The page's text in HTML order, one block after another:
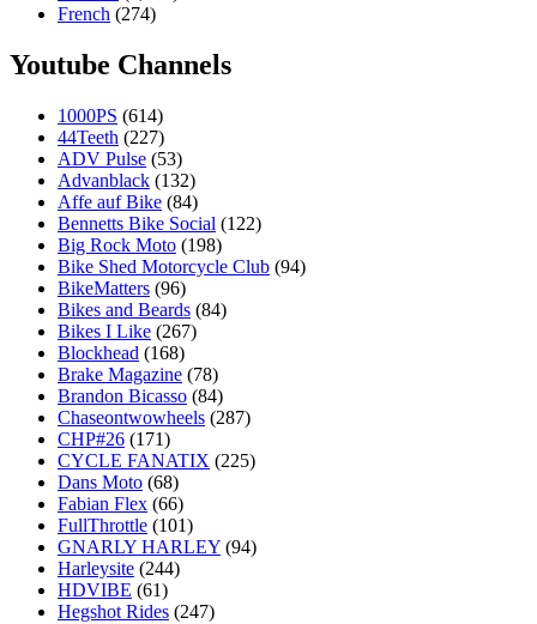
French (274)
Youtube Channels
1000PS (614)
44Teeth (227)
ADV Pulse (53)
Advanblack (132)
Affe auf Bike (84)
Bennetts Bike Social (122)
Big Rock Moto (198)
Bike Shed Motorcycle Club (94)
BikeMatters (96)
Bikes and Beards (84)
Bikes I Like (267)
Blockhead (168)
Brake Magazine (78)
Brandon Bicasso (84)
Chaseontwowheels (287)
CHP#26 (171)
CYCLE FANATIX (225)
Dans Moto (68)
Fabian Flex (66)
FullThrottle (101)
GNARLY HARLEY (94)
Harleysite (244)
HDVIBE (61)
Hegshot Rides (247)